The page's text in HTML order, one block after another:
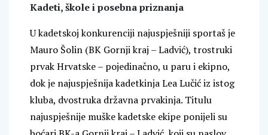
Kadeti, škole i posebna priznanja
U kadetskoj konkurenciji najuspješniji sportaš je
Mauro Šolin (BK Gornji kraj – Ladvić), trostruki
prvak Hrvatske – pojedinačno, u paru i ekipno,
dok je najuspješnija kadetkinja Lea Lučić iz istog
kluba, dvostruka državna prvakinja. Titulu
najuspješnije muške kadetske ekipe ponijeli su